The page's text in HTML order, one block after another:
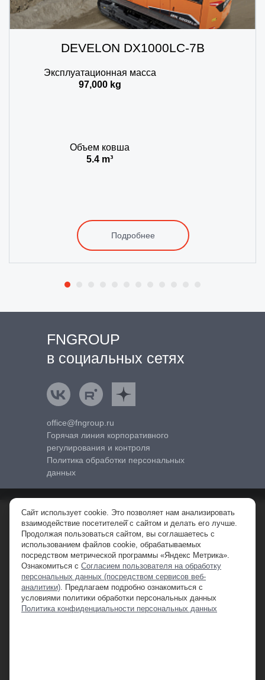
DEVELON DX1000LC-7B
Эксплуатационная масса
97,000 kg
Объем ковша
5.4 m³
Подробнее
FNGROUP
в социальных сетях
ВКонтактеRutube Яндекс.Дзен
office@fngroup.ru
Горячая линия корпоративного
регулирования и контроля
Политика обработки персональных
данных
© 2010-2026 FNGROUP (FNG) – официальный дистрибьютор
спецтехники в РФ.
ООО «ФН Машины». ИНН 7710761161 КПП 509950001 ОГРН
**Обращаем ваше внимание на то, что данный интернет-сайт, а также
вся информация о товарах , ценах и специальных предложениях,
предоставленная на нём, носит исключительно информационный
характер и ни при каких условиях не является публичной офертой,
Сайт использует cookie. Это позволяет нам анализировать
взаимодействие посетителей̆ с сайтом и делать его лучше.
Продолжая пользоваться сайтом, вы соглашаетесь с
использованием файлов cookie, обрабатываемых
посредством метрической программы «Яндекс Метрика».
Ознакомиться с Согласием пользователя на обработку
персональных данных (посредством сервисов веб-
аналитики). Предлагаем подробно ознакомиться с
условиями политики обработки персональных данных
Политика конфиденциальности персональных данных